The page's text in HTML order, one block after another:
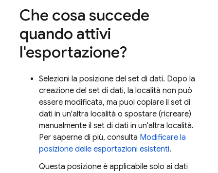
Che cosa succede
quando attivi
l'esportazione?
Selezioni la posizione del set di dati. Dopo la
creazione del set di dati, la località non può
essere modificata, ma puoi copiare il set di
dati in un'altra località o spostare (ricreare)
manualmente il set di dati in un'altra località.
Per saperne di più, consulta Modificare la
posizione delle esportazioni esistenti.
Questa posizione è applicabile solo ai dati